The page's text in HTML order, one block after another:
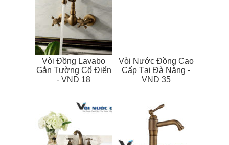
Vòi Đồng Lavabo
Gắn Tường Cổ Điển
- VND 18
Vòi Nước Đồng Cao
Cấp Tại Đà Nẵng -
VND 35